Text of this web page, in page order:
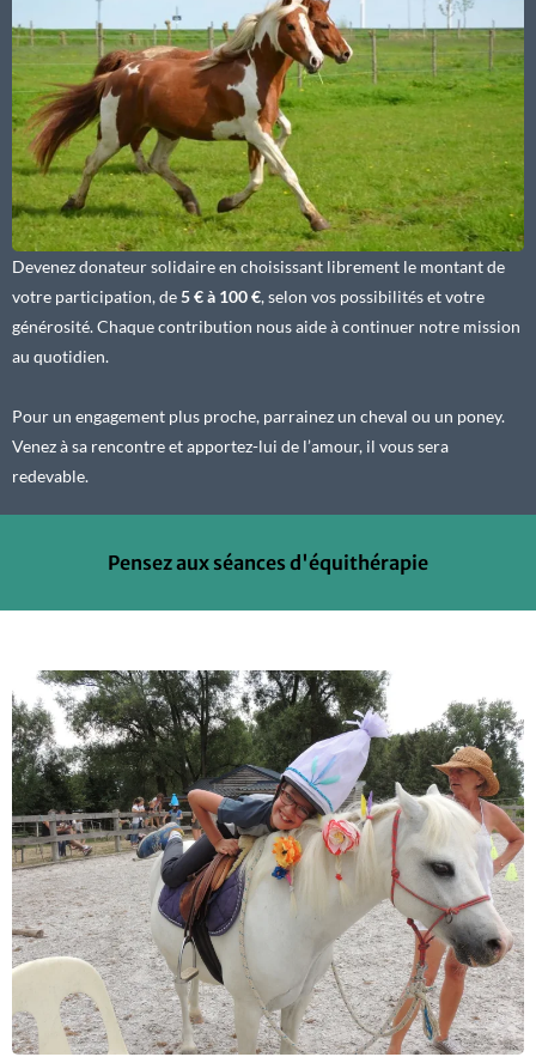
Devenez donateur solidaire en choisissant librement le montant de
votre participation, de5 € à 100 €, selon vos possibilités et votre
générosité. Chaque contribution nous aide à continuer notre mission
au quotidien.
Pour un engagement plus proche, parrainez un cheval ou un poney.
Venez à sa rencontre et apportez-lui de l’amour, il vous sera
redevable.
Pensez aux séances d'équithérapie